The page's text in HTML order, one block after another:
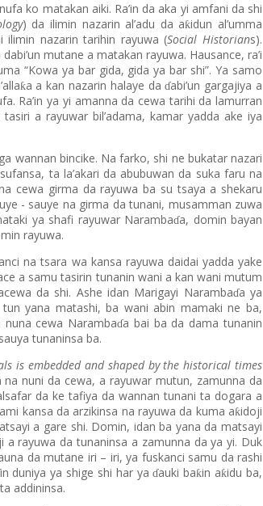
ko matakan aiki. Ra’in da aka yi amfani da shi
) da ilimin nazarin al’adu da aƙidun al’umma
ilimin nazarin tarihin rayuwa (Social Historians).
mutane a matakan rayuwa. Hausance, ra’i
“Kowa ya bar gida, gida ya bar shi”. Ya samo
ƙa a kan nazarin halaye daɗabi’un gargajiya a
Ra’in ya yi amanna da cewa tarihi da lamurran
a rayuwar bil’adama, kamar yadda ake iya
wannan bincike. Na farko, shi ne bukatar nazari
ta la’akari da abubuwan da suka faru na
cewa girma da rayuwa ba su tsaya a shekaru
- sauye na girma da tunani, musamman zuwa
ya shafi rayuwar Narambaɗa, domin bayan
rayuwa.
na tsara wa kansa rayuwa daidai yadda yake
a samu tasirin tunanin wani a kan wani mutum
da shi. Ashe idan Marigayi Narambaɗa ya
yana matashi, ba wani abin mamaki ne ba,
cewa Narambaɗa bai ba da dama tunanin
tunaninsa ba.
is embedded and shaped by the historical times
na nuni da cewa, a rayuwar mutun, zamunna da
da ke tafiya da wannan tunani ta dogara a
kansa da arzikinsa na rayuwa da kuma aƙidoji
a gare shi. Domin, idan ba yana da matsayi
rayuwa da tunaninsa a zamunna da ya yi. Duk
da mutane iri – iri, ya fuskanci samu da rashi
in duniya ya shige shi har yaɗauki baƙin aƙidu ba,
addininsa.